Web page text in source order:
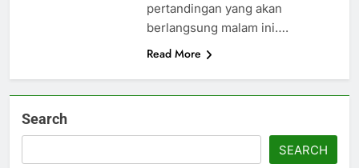
pertandingan yang akan
berlangsung malam ini….
Read More
Search
SEARCH